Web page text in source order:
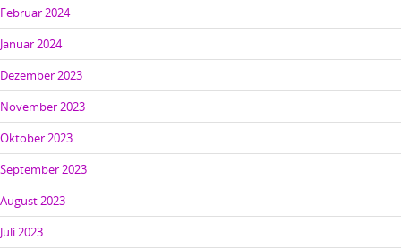
Februar 2024
Januar 2024
Dezember 2023
November 2023
Oktober 2023
September 2023
August 2023
Juli 2023